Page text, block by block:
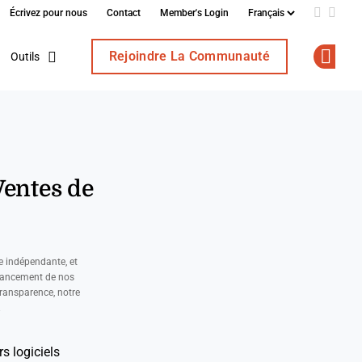
Écrivez pour nous Contact Member's Login Add us
Outils Rejoindre La Communauté
de
indépendante, et
de nos
notre
logiciels